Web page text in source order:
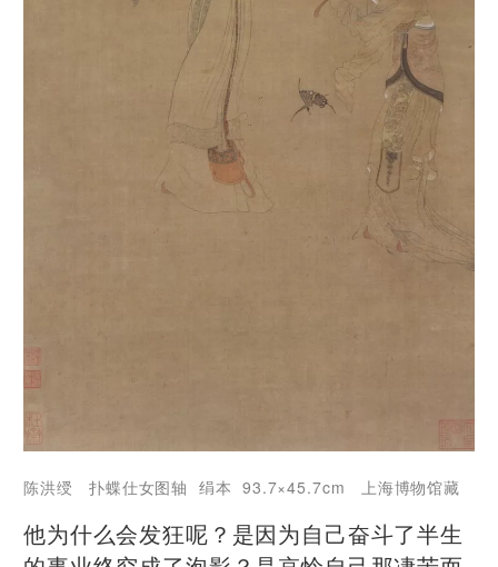
陈洪绶 扑蝶仕女图轴 绢本 93.7×45.7cm 上海博物馆藏
他为什么会发狂呢？是因为自己奋斗了半生